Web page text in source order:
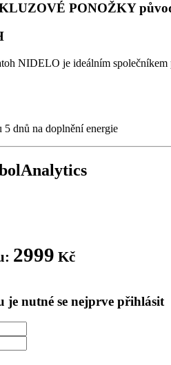
PONOŽKY
NIDELO je ideálním
dnů na doplnění energie
Analytics
2999 Kč
je nutné se nejprve přihlásit